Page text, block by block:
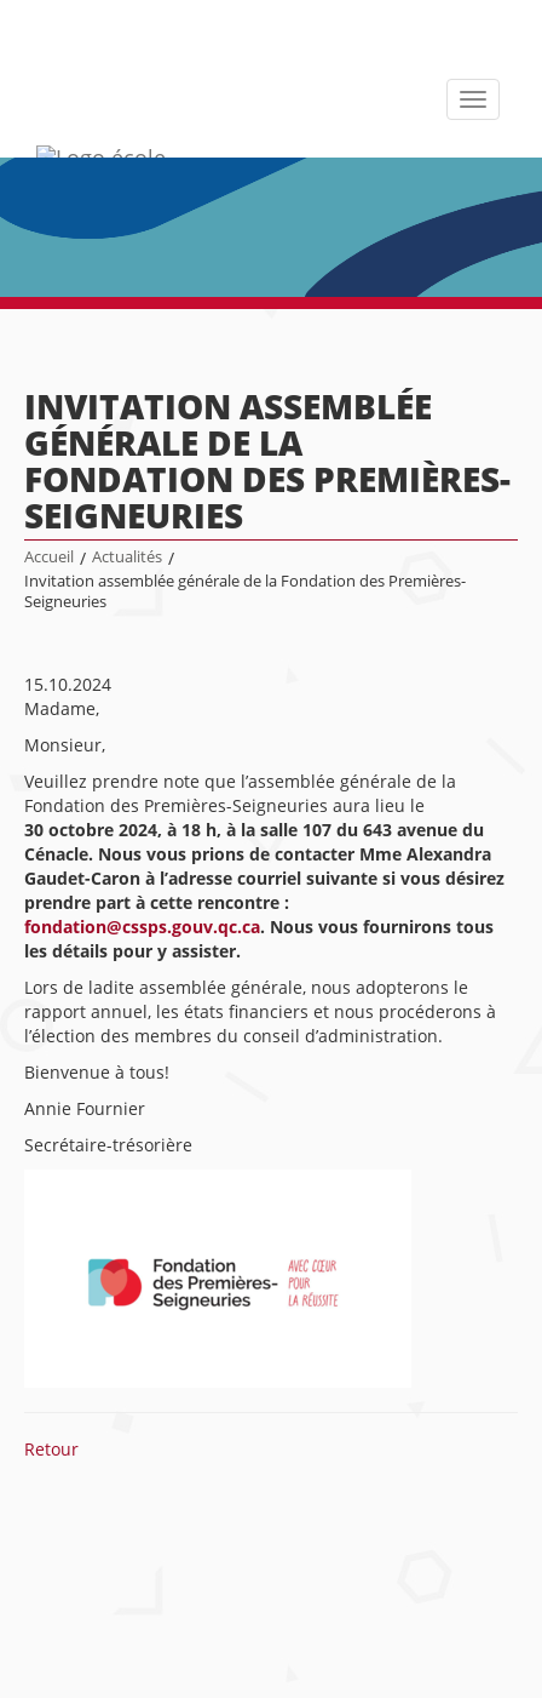
Toggle
INVITATION ASSEMBLÉE
GÉNÉRALE DE LA
FONDATION DES PREMIÈRES-
SEIGNEURIES
Accueil / Actualités /
Invitation assemblée générale de la Fondation des Premières-
Seigneuries
15.10.2024
Madame,
Monsieur,
Veuillez prendre note que l’assemblée générale de la
Fondation des Premières-Seigneuries aura lieu le
30 octobre 2024, à 18 h, à la salle 107 du 643 avenue du
Cénacle. Nous vous prions de contacter Mme Alexandra
Gaudet-Caron à l’adresse courriel suivante si vous désirez
prendre part à cette rencontre :
fondation@cssps.gouv.qc.ca. Nous vous fournirons tous
les détails pour y assister.
Lors de ladite assemblée générale, nous adopterons le
rapport annuel, les états financiers et nous procéderons à
l’élection des membres du conseil d’administration.
Bienvenue à tous!
Annie Fournier
Secrétaire-trésorière
Retour